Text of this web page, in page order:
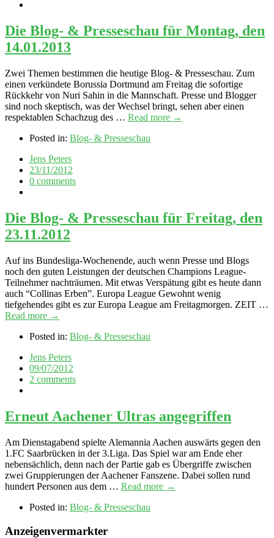
Die Blog- & Presseschau für Montag, den
14.01.2013
Zwei Themen bestimmen die heutige Blog- & Presseschau. Zum
einen verkündete Borussia Dortmund am Freitag die sofortige
Rückkehr von Nuri Sahin in die Mannschaft. Presse und Blogger
sind noch skeptisch, was der Wechsel bringt, sehen aber einen
respektablen Schachzug des … Read more →
Posted in: Blog- & Presseschau
Jens Peters
23/11/2012
0 comments
Die Blog- & Presseschau für Freitag, den
23.11.2012
Auf ins Bundesliga-Wochenende, auch wenn Presse und Blogs
noch den guten Leistungen der deutschen Champions League-
Teilnehmer nachträumen. Mit etwas Verspätung gibt es heute dann
auch “Collinas Erben”. Europa League Gewohnt wenig
tiefgehendes gibt es zur Europa League am Freitagmorgen. ZEIT …
Read more →
Posted in: Blog- & Presseschau
Jens Peters
09/07/2012
2 comments
Erneut Aachener Ultras angegriffen
Am Dienstagabend spielte Alemannia Aachen auswärts gegen den
1.FC Saarbrücken in der 3.Liga. Das Spiel war am Ende eher
nebensächlich, denn nach der Partie gab es Übergriffe zwischen
zwei Gruppierungen der Aachener Fanszene. Dabei sollen rund
hundert Personen aus dem … Read more →
Posted in: Blog- & Presseschau
Anzeigenvermarkter